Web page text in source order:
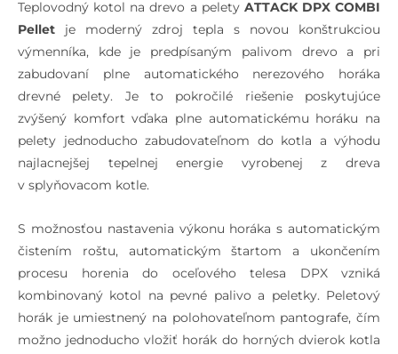
pri men.
výkone –
pelety
Hmot. prietok
spalín pri
men. výkone –
drevo
kg/s 0,018 0,02
spalín pri
men. výkone –
pelety
Maximálna
hladina hluku
dB
Teplovodný kotol na drevo a pelety ATTACK DPX COMBI
Pellet je moderný zdroj tepla s novou konštrukciou
výmenníka, kde je predpísaným palivom drevo a pri
zabudovaní plne automatického nerezového horáka
drevné pelety. Je to pokročilé riešenie poskytujúce
zvýšený komfort vďaka plne automatickému horáku na
pelety jednoducho zabudovateľnom do kotla a výhodu
najlacnejšej tepelnej energie vyrobenej z dreva
v splyňovacom kotle.
S možnosťou nastavenia výkonu horáka s automatickým
čistením roštu, automatickým štartom a ukončením
procesu horenia do oceľového telesa DPX vzniká
kombinovaný kotol na pevné palivo a peletky. Peletový
horák je umiestnený na polohovateľnom pantografe, čím
možno jednoducho vložiť horák do horných dvierok kotla